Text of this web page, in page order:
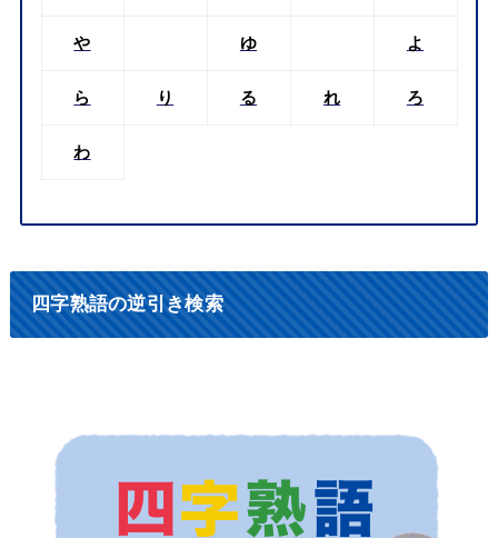
や ゆ よ
ら り る れ ろ
わ
四字熟語の逆引き検索